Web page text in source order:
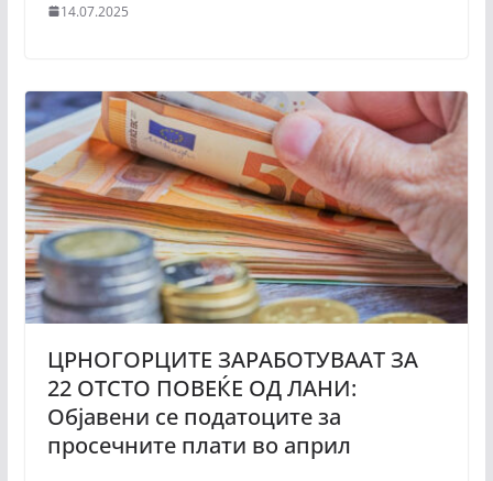
14.07.2025
ЦРНОГОРЦИТЕ ЗАРАБОТУВААТ ЗА
22 ОТСТО ПОВЕЌЕ ОД ЛАНИ:
Објавени се податоците за
просечните плати во април